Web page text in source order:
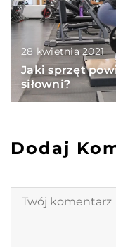
28 kwietnia 2021
Jaki sprzęt
siłowni?
Dodaj